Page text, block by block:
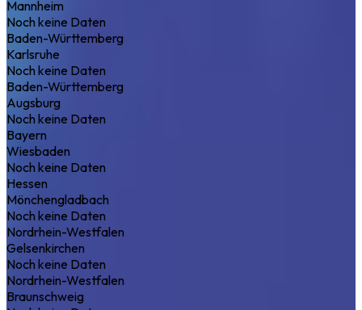
Mannheim
Noch keine Daten
Baden-Württemberg
Karlsruhe
Noch keine Daten
Baden-Württemberg
Augsburg
Noch keine Daten
Bayern
Wiesbaden
Noch keine Daten
Hessen
Mönchengladbach
Noch keine Daten
Nordrhein-Westfalen
Gelsenkirchen
Noch keine Daten
Nordrhein-Westfalen
Braunschweig